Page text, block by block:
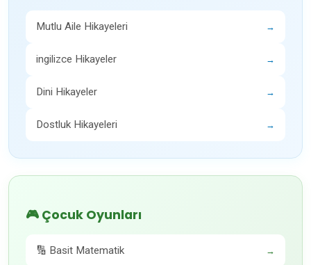
Mutlu Aile Hikayeleri →
ingilizce Hikayeler →
Dini Hikayeler →
Dostluk Hikayeleri →
🎮 Çocuk Oyunları
🔢 Basit Matematik →